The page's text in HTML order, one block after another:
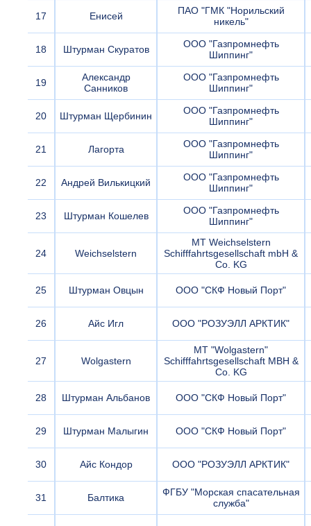
17 Енисей
ПАО "ГМК "Норильский
никель"
18 Штурман Скуратов
ООО "Газпромнефть
Шиппинг"
19
Александр
Санников
ООО "Газпромнефть
Шиппинг"
20 Штурман Щербинин
ООО "Газпромнефть
Шиппинг"
21 Лагорта
ООО "Газпромнефть
Шиппинг"
22 Андрей Вилькицкий
ООО "Газпромнефть
Шиппинг"
23 Штурман Кошелев
ООО "Газпромнефть
Шиппинг"
24 Weichselstern
MT Weichselstern
Schifffahrtsgesellschaft mbH &
Co. KG
25 Штурман Овцын ООО "СКФ Новый Порт"
26 Айс Игл ООО "РОЗУЭЛЛ АРКТИК"
27 Wolgastern
MT "Wolgastern"
Schifffahrtsgesellschaft MBH &
Co. KG
28 Штурман Альбанов ООО "СКФ Новый Порт"
29 Штурман Малыгин ООО "СКФ Новый Порт"
30 Айс Кондор ООО "РОЗУЭЛЛ АРКТИК"
31 Балтика
ФГБУ "Морская спасательная
служба"